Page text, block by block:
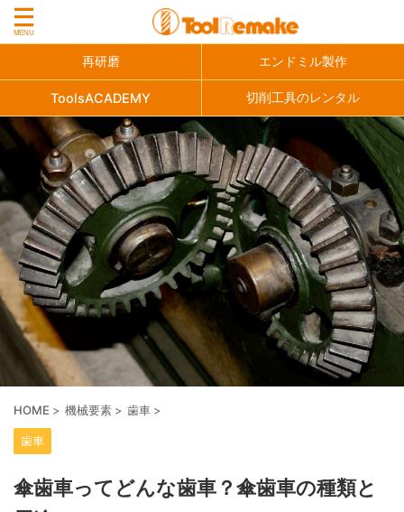
再研磨 エンドミル製作
ToolsACADEMY 切削工具のレンタル
HOME > 機械要素 > 歯車 >
歯車
傘歯車ってどんな歯車？傘歯車の種類と